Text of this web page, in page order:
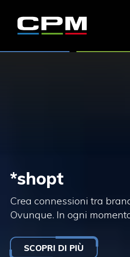
*shopt
Crea connessioni tra
Ovunque. In ogni
SCOPRI DI PIÙ